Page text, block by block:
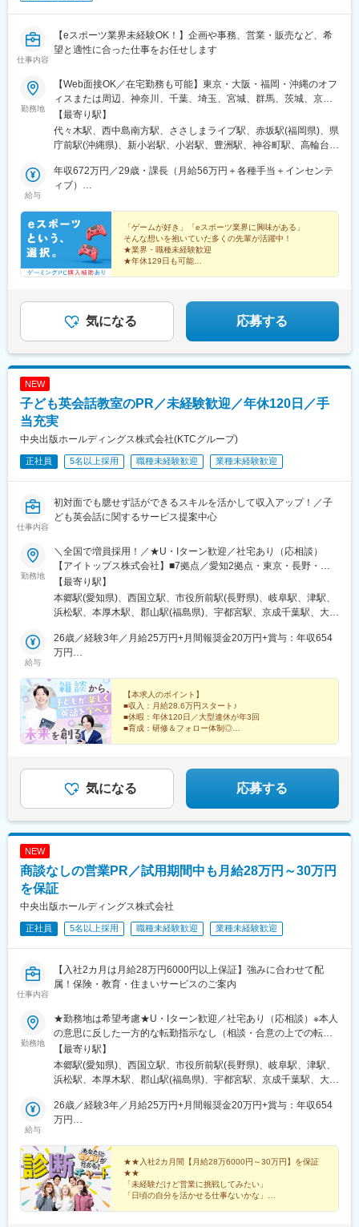
仕事内容
【eスポーツ業界未経験OK！】企画や事務、営業・販売など、希
望と適性に合った仕事をお任せします
勤務地
【Web面接OK／在宅勤務も可能】東京・大阪・福岡・沖縄のオフ
ィスまたは周辺、神奈川、千葉、埼玉、宮城、群馬、茨城、京
都、兵庫、奈良、滋賀、和歌山、愛知、三重、岐阜、静岡、香
川、愛媛、広島、岡山、福岡、佐賀、長崎、熊本、大分、宮崎、
鹿児島、沖縄の各勤務先★全国から応募可能！★関東・関西のみ
ト！お住まい問わず、ご応募いただけます◎＼＼積極採用中！／
／★勤務地は希望を考慮し決定します。★転勤なし！★U・Iター
＞東京都豊島区東池袋3-7-9 AS ONE東池袋ビル7階＜名古屋支
社＞愛知県名古屋市中村区池町4－60－12 グローバルゲート12F
＜大阪支社＞大阪府大阪市淀川区西中島4-3-8 新大阪阪神ビル7
階＜福岡支社＞福岡県福岡市中央区大名２丁目 9-17 ARISTO大
名 3F＜沖縄支社＞沖縄県那覇市久茂地2丁目3-9 8階西
【最寄り駅】
代々木駅、西中島南方駅、ささしまライブ駅、赤坂駅(福岡県)、県
庁前駅(沖縄県)、新小岩駅、小岩駅、豊洲駅、神谷町駅、高輪台
駅(舎人ライナー)、三鷹駅、恵比寿駅、広尾駅、渋谷駅、高田馬場
駅、四ツ谷駅、新宿三丁目駅、三軒茶屋駅、霞ケ関駅(東京都)、末
(東京都)、飯田橋駅、有楽町駅、綾瀬駅、北千住駅、上野御徒町
駅、蒲田駅、大森駅(東京都)、東銀座駅、日本橋駅(東京都)、三越
前駅、小伝馬町駅、八丁堀駅(東京都)、中野坂上駅、中野駅(東京
都)、町田駅、目黒駅、立会川駅、五反田駅、井の頭公園駅、都電
雑司ケ谷駅、赤羽駅、押上駅、錦糸町駅、中目黒駅、大崎駅、鶴
駅、屏風浦駅、金沢文庫駅、新羽駅、戸塚駅、上永谷駅、鶴ケ峰
駅、瀬谷駅、立場駅、青葉台駅、センター南駅、鹿島田駅、武蔵
橋駅、浦安駅(千葉県)、国府台駅、京成八幡駅、谷津駅、幸谷駅、
蘇我駅、新千葉駅、京成西船駅、柏駅、実籾駅、スポーツセンタ
ー駅、誉田駅、検見川浜駅、浦和駅、大宮駅(埼玉県)、熊谷駅、所
駅、朝潮橋駅、津守駅、大阪上本町駅、芦原橋駅、福駅、だいど
横堤駅、住ノ江駅、喜連瓜破駅、大阪梅田駅(阪急線)、堺筋本町
駅、堺駅、深井駅、石津川駅、栂・美木多駅、新金岡駅、北野田
弁天町駅、北千里駅、曽根駅(大阪府)、南摂津駅、大日駅、長堀橋
駅、枚方公園駅、高槻駅、りんくうタウン駅、八尾南駅、千里中
央駅(北大阪急行)、古川橋駅、伏見桃山駅、馬堀駅、淀駅、松井山
手駅、常盤駅(京都府)、西京極駅、醍醐駅(京都府)、六地蔵駅(京都
市営)、洛西口駅、二条駅、五条駅(京都市営)、上鳥羽口駅、貴船
茶屋駅、湊川公園駅、山陽天満駅、旧居留地・大丸前駅、三木駅
(神戸電鉄線)、本竜野駅、仁川駅、学園都市駅、春日野道駅(阪神
学研奈良登美ケ丘駅、近江八幡駅、草津駅(滋賀県)、石山駅、近江
神宮前駅、南彦根駅、中松江駅、和歌山駅、紀ノ川駅、木太町
駅、新居浜駅、井口駅(広島県)、ししぶ駅、遠賀野駅、花畑駅、宇
美駅、行橋駅、赤間駅、西鉄柳川駅、筑前前原駅、蒲池駅(福岡
県)、飯塚駅、大保駅、笹原駅、瀬高駅、春日原駅、羽犬塚駅、上
栖駅、武雄温泉駅、宮崎駅、西都城駅、上塩屋駅、枕崎駅、国分
駅(鹿児島県)、香椎駅、今宿駅、次郎丸駅、茶山駅(福岡県)、赤嶺
駅、てだこ浦西駅、首里駅、中村公園駅、上飯田駅、浄心駅、覚
王山駅、高蔵寺駅、新静岡駅、柳川駅、日赤病院前駅、陸前高砂
駅、美栄橋駅、高崎駅、八王子駅、調布駅、西国分寺駅、狭山市
中駅、鳴海駅、苅安賀駅、大垣駅、二十軒駅、四日市駅、津駅、
前後駅、三河豊田駅、牛田駅(愛知県)、岐南駅、浜松駅、北参道
駅、南方駅(大阪府)、米野駅、西鉄福岡駅、虎ノ門ヒルズ駅、高輪
ゲートウェイ駅、赤羽橋駅、汐留駅、溜池山王駅、浜松町駅、西
日暮里駅、代官山駅、西早稲田駅、新宿御苑前駅、西太子堂駅、
桜田門駅、秋葉原駅、二重橋前駅、半蔵門駅、新日本橋駅、水道
駅、平和島駅、銀座駅、馬喰横山駅、宝町駅(東京都)、新中野駅、
大崎広小路駅、吉祥寺駅、池袋駅、赤羽岩淵駅、とうきょうスカ
者町駅、桜木町駅、鶴見駅、京急川崎駅、登戸駅、本八幡駅(都営
線)、市川駅、千葉駅、西船橋駅、本川越駅、野江内代駅、海老江
駅、西長堀駅、谷町九丁目駅、ＪＲ難波駅、新深江駅、千林駅、
松虫駅、住吉東駅、今川駅(大阪府)、天下茶屋駅、今福鶴見駅、安
立町駅、出戸駅、中崎町駅、谷町四丁目駅、大阪天満宮駅、本町
阪モノレール)、鳴滝駅、六地蔵駅(奈良線)、二条城前駅、観月橋
駅、南公園駅、摂津本山駅、湊川駅、神戸三宮駅(阪急・神戸高
駅、商工センター入口駅、聖マリア病院前駅、東中間駅、佐世保
中央駅、西鉄香椎駅、金山駅(福岡県)、中村日赤駅、本山駅(愛知
県)、西川緑道公園駅、鷹野橋駅、京王八王子駅、布田駅、南阿佐
ケ谷駅、上前津駅、三河知立駅、新浜松駅、南新宿駅、新大阪
駅、名鉄名古屋駅、天神駅、旭橋駅、六本木一丁目駅、泉岳寺
給与
年収672万円／29歳・課長（月給56万円＋各種手当＋インセンテ
ィブ）
ィブ）
「ゲームが好き」「eスポーツ業界に興味がある」
そんな想いを抱いていた多くの先輩が活躍中！
★業界・職種未経験歓迎
★年休129日も可能
気になる 応募する
NEW
子ども英会話教室のPR／未経験歓迎／年休120日／手
当充実
中央出版ホールディングス株式会社(KTCグループ)
正社員 5名以上採用 職種未経験歓迎 業種未経験歓迎
仕事内容
初対面でも臆せず話ができるスキルを活かして収入アップ！／子
ども英会話に関するサービス提案中心
勤務地
＼全国で増員採用！／★U・Iターン歓迎／社宅あり（応相談）
【アイトップス株式会社】■7拠点／愛知2拠点・東京・長野・岐
阜・三重・静岡■本社／東京都立川市錦町3-6-6【株式会社ティル
ウィンド】■10拠点／神奈川2拠点・埼玉2拠点・福島・栃木・千
葉・新潟・茨城・静岡■本社／埼玉県さいたま市大宮区下町1-
石川・香川・富山■本社／大阪府大阪市淀川区西中島4-13-22【株
式会社タップカンパニー】■6拠点／福岡・大分・熊本・鹿児島・
ー株式会社】■4拠点／兵庫・広島・岡山・愛媛■本社／広島市中
区舟入町2-20【パスウェイ株式会社】■5拠点／北海道・青森・岩
手・宮城・山形■本社／宮城県仙台市青葉区柏木一丁目2番45号※
本人の意思に反した一方的な転勤指示なし（相談・合意の上での
転勤の可能性あり）※希望があればエリア外へ転勤可※各グループ
喫煙防止対策済
【最寄り駅】
本郷駅(愛知県)、西国立駅、市役所前駅(長野県)、岐阜駅、津駅、
浜松駅、本厚木駅、郡山駅(福島県)、宇都宮駅、京成千葉駅、大宮
駅(京都市営)、西中島南方駅、和歌山市駅、金沢駅、栗林公園北口
駅、県庁前駅(富山県)、天王寺駅、博多駅、大分駅、水道町駅、都
駅、中央区役所前駅、青森駅、上盛岡駅、北四番丁駅、山形駅、
立川南駅、長野駅、新浜松駅、千葉中央駅、上熊谷駅、南方駅(大
阪府)、栗林公園駅、新富町駅(富山県)、天王寺駅前駅、通町筋
駅、中洲通駅、小網町駅、城下駅(岡山県)、市役所前駅(愛媛県)、
資生館小学校前駅、北仙台駅、立川駅、権堂駅、第一通り駅、千
崎宮前駅、鹿児島中央駅前駅、土橋駅(広島県)、郵便局前駅、西８
丁目駅
給与
26歳／経験3年／月給25万円+月間報奨金20万円+賞与：年収654
万円
万円
【本求人のポイント】
■収入：月給28.6万円スタート♪
■休暇：年休120日／大型連休が年3回
■育成：研修＆フォロー体制◎
仕事へチャレンジが可能です！
気になる 応募する
NEW
商談なしの営業PR／試用期間中も月給28万円～30万円
を保証
中央出版ホールディングス株式会社
正社員 5名以上採用 職種未経験歓迎 業種未経験歓迎
仕事内容
【入社2カ月は月給28万円6000円以上保証】強みに合わせて配
属！保険・教育・住まいサービスのご案内
勤務地
★勤務地は希望考慮★U・Iターン歓迎／社宅あり（応相談）※本人
の意思に反した一方的な転勤指示なし（相談・合意の上での転勤
の可能性あり）※希望があればエリア外へ転勤可▼北海道・東北北
海道札幌市青森県青森市宮城県仙台市山形県山形市福島県郡山市
岩手県盛岡市▼関東東京都八王子市、立川市、北区神奈川県横浜
宇都宮市群馬県高崎市、前橋市茨城県水戸市、土浦市▼東海愛知
県一宮市、名古屋市静岡県静岡市、浜松市岐阜県岐阜市三重県津
市、姫路市和歌山県和歌山市▼北陸新潟県新潟市、長岡市石川県
金沢市富山県富山市長野県長野市、松本市福井県福井市▼中国・
四国愛媛県松山市岡山県岡山市広島県広島市山口県山口市香川県
高松市▼九州・沖縄熊本県熊本市鹿児島県鹿児島市長崎県長崎市
福岡県福岡市大分県大分市沖縄県那覇市※各グループ会社への在籍
【最寄り駅】
本郷駅(愛知県)、西国立駅、市役所前駅(長野県)、岐阜駅、津駅、
浜松駅、本厚木駅、郡山駅(福島県)、宇都宮駅、京成千葉駅、大宮
駅(京都市営)、西中島南方駅、和歌山市駅、金沢駅、栗林公園北口
駅、県庁前駅(富山県)、天王寺駅、博多駅、大分駅、水道町駅、都
駅、中央区役所前駅、青森駅、上盛岡駅、北四番丁駅、山形駅、
中島公園駅、泉中央駅、東宿郷駅、高崎駅、稲毛駅、王子駅、八
王子駅、三ツ沢下町駅、関屋駅(新潟県)、静岡駅、上社駅、桂駅、
堺市駅、中央市場前駅、大元駅、松島二丁目駅、佐伯区役所前
駅、東比恵駅、二中通駅、琴似駅(札幌市営)、八乙女駅、土浦駅、
給与
26歳／経験3年／月給25万円+月間報奨金20万円+賞与：年収654
万円
万円
★★入社2カ月間【月給28万6000円～30万円】を保証
★★
「未経験だけど営業に挑戦してみたい」
「日頃の自分を活かせる仕事ないかな」